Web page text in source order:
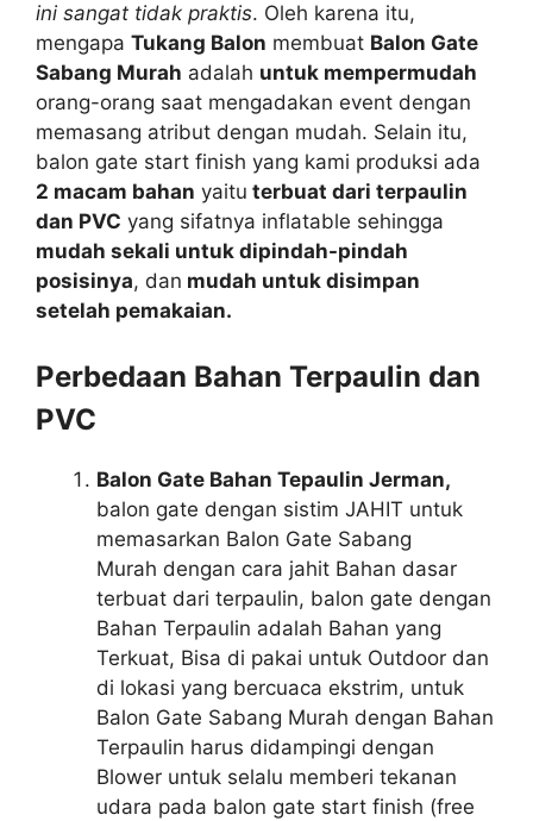
ini sangat tidak praktis. Oleh karena itu,
mengapa Tukang Balon membuat Balon Gate
Sabang Murah adalah untuk mempermudah
orang-orang saat mengadakan event dengan
memasang atribut dengan mudah. Selain itu,
balon gate start finish yang kami produksi ada
2 macam bahan yaitu terbuat dari terpaulin
dan PVC yang sifatnya inflatable sehingga
mudah sekali untuk dipindah-pindah
posisinya, dan mudah untuk disimpan
setelah pemakaian.
Perbedaan Bahan Terpaulin dan
PVC
Balon Gate Bahan Tepaulin Jerman,
balon gate dengan sistim JAHIT untuk
memasarkan Balon Gate Sabang
Murah dengan cara jahit Bahan dasar
terbuat dari terpaulin, balon gate dengan
Bahan Terpaulin adalah Bahan yang
Terkuat, Bisa di pakai untuk Outdoor dan
di lokasi yang bercuaca ekstrim, untuk
Balon Gate Sabang Murah dengan Bahan
Terpaulin harus didampingi dengan
Blower untuk selalu memberi tekanan
udara pada balon gate start finish (free